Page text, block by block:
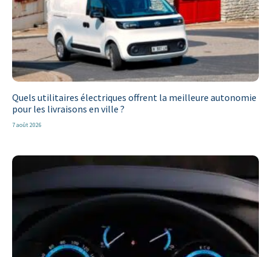
Quels utilitaires électriques offrent la meilleure autonomie
pour les livraisons en ville ?
7 août 2026